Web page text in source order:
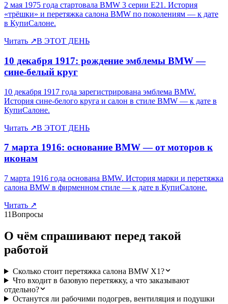
2 мая 1975 года стартовала BMW 3 серии E21. История
«трёшки» и перетяжка салона BMW по поколениям — к дате
в КупиСалоне.
Читать ↗В ЭТОТ ДЕНЬ
10 декабря 1917: рождение эмблемы BMW —
сине-белый круг
10 декабря 1917 года зарегистрирована эмблема BMW.
История сине-белого круга и салон в стиле BMW — к дате в
КупиСалоне.
Читать ↗В ЭТОТ ДЕНЬ
7 марта 1916: основание BMW — от моторов к
иконам
7 марта 1916 года основана BMW. История марки и перетяжка
салона BMW в фирменном стиле — к дате в КупиСалоне.
Читать ↗
11Вопросы
О чём спрашивают перед такой
работой
Сколько стоит перетяжка салона BMW X1?
Что входит в базовую перетяжку, а что заказывают
отдельно?
Останутся ли рабочими подогрев, вентиляция и подушки